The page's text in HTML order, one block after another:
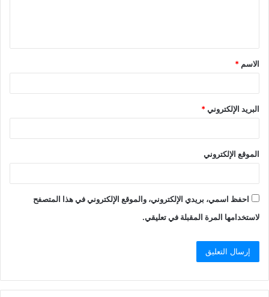
الاسم *
البريد الإلكتروني*
الموقع الإلكتروني
احفظ اسمي، بريدي الإلكتروني، والموقع الإلكتروني في هذا المتصفح
لاستخدامها المرة المقبلة في تعليقي.